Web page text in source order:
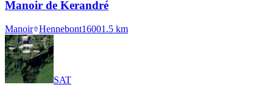
Manoir de Kerandré
Manoir Hennebont16001.5 km
SAT